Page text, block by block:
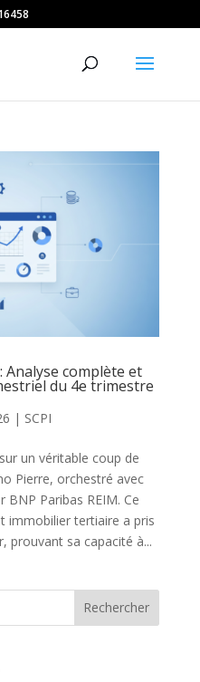
Analyse complète et
du 4e trimestre
| SCPI
un véritable coup de
Pierre, orchestré avec
BNP Paribas REIM. Ce
immobilier tertiaire a pris
prouvant sa capacité à...
Rechercher